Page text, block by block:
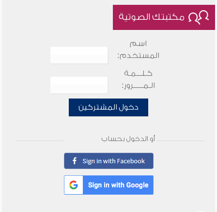
مكتبتك الصوتية
اسم
المستخدم:
كـلـــمـة
الـمـــــرور:
دخول المشتركين
أو الدخول بحساب